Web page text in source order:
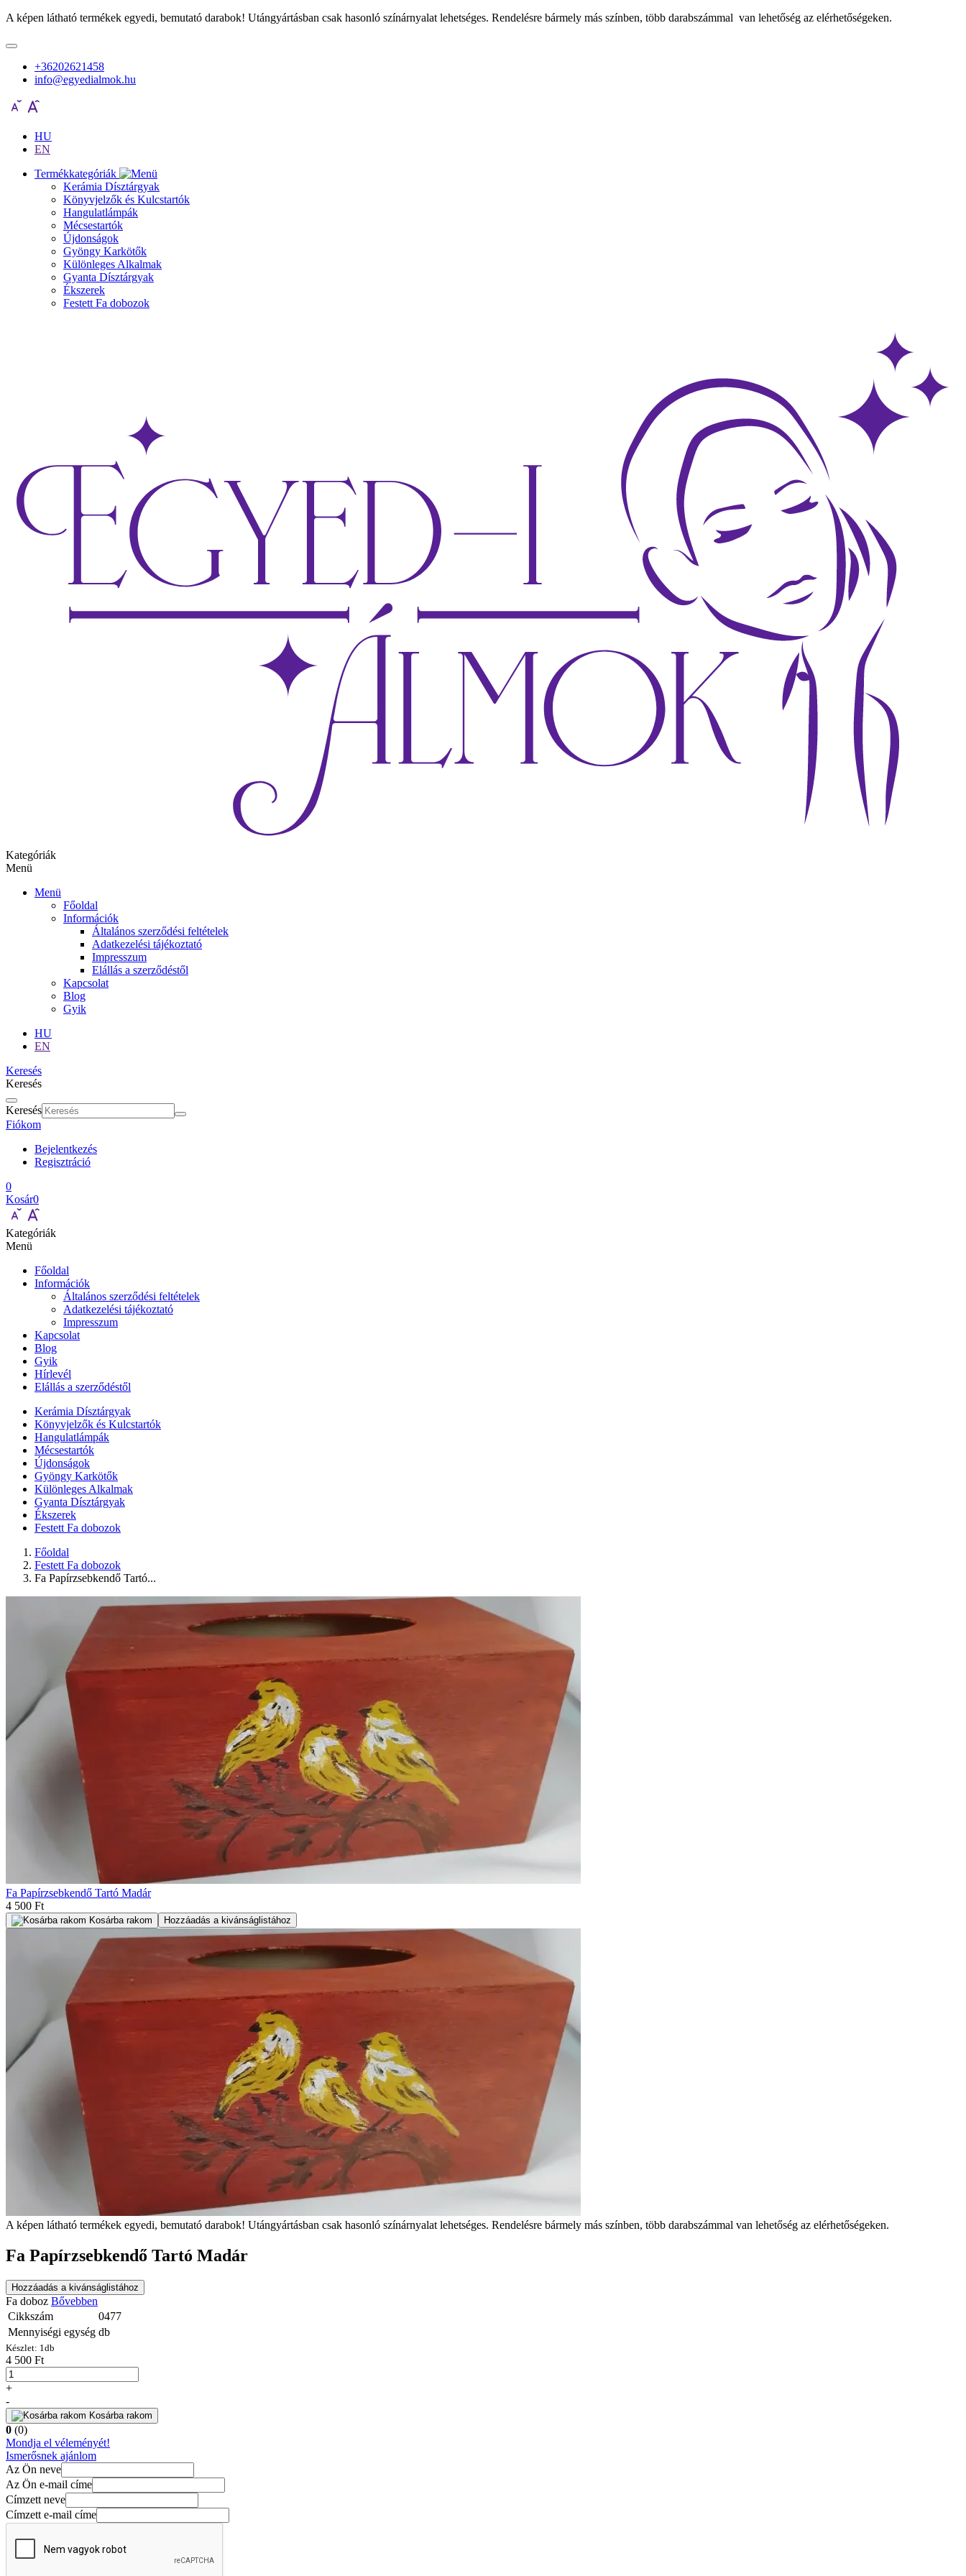
A képen látható termékek egyedi, bemutató darabok! Utángyártásban csak hasonló színárnyalat lehetséges. Rendelésre bármely más színben, több darabszámmal van lehetőség az elérhetőségeken.
+36202621458
info@egyedialmok.hu
HU
EN
Termékkategóriák
Kerámia Dísztárgyak
Könyvjelzők és Kulcstartók
Hangulatlámpák
Mécsestartók
Újdonságok
Gyöngy Karkötők
Különleges Alkalmak
Gyanta Dísztárgyak
Ékszerek
Festett Fa dobozok
Kategóriák
Menü
Menü
Főoldal
Információk
Általános szerződési feltételek
Adatkezelési tájékoztató
Impresszum
Elállás a szerződéstől
Kapcsolat
Blog
Gyik
HU
EN
Keresés
Keresés
Keresés
Fiókom
Bejelentkezés
Regisztráció
0
Kosár0
Kategóriák
Menü
Főoldal
Információk
Általános szerződési feltételek
Adatkezelési tájékoztató
Impresszum
Kapcsolat
Blog
Gyik
Hírlevél
Elállás a szerződéstől
Kerámia Dísztárgyak
Könyvjelzők és Kulcstartók
Hangulatlámpák
Mécsestartók
Újdonságok
Gyöngy Karkötők
Különleges Alkalmak
Gyanta Dísztárgyak
Ékszerek
Festett Fa dobozok
Főoldal
Festett Fa dobozok
Fa Papírzsebkendő Tartó...
Fa Papírzsebkendő Tartó Madár
4 500 Ft
Kosárba rakom Hozzáadás a kivánságlistához
A képen látható termékek egyedi, bemutató darabok! Utángyártásban csak hasonló színárnyalat lehetséges. Rendelésre bármely más színben, több darabszámmal van lehetőség az elérhetőségeken.
Fa Papírzsebkendő Tartó Madár
Hozzáadás a kivánságlistához
Fa doboz Bővebben
Cikkszám
0477
Mennyiségi egység db
Készlet: 1db
4 500 Ft
+
-
Kosárba rakom
0 (0)
Mondja el véleményét!
Ismerősnek ajánlom
Az Ön neve
Az Ön e-mail címe
Címzett neve
Címzett e-mail címe